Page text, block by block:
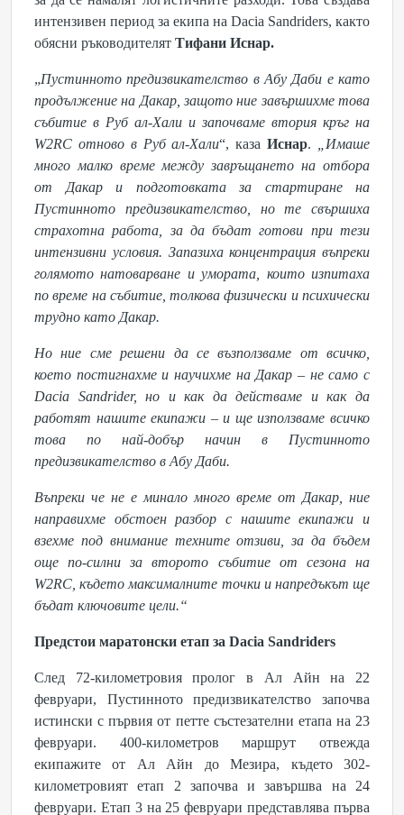
интензивен период за екипа на Dacia Sandriders, както
обясни ръководителят Тифани Иснар.
„Пустинното предизвикателство в Абу Даби е като
продължение на Дакар, защото ние завършихме това
събитие в Руб ал-Хали и започваме втория кръг на
W2RC отново в Руб ал-Хали“, казаИснар.
„Имаше
много малко време между завръщането на отбора
от Дакар и подготовката за стартиране на
Пустинното предизвикателство, но те свършиха
страхотна работа, за да бъдат готови при тези
интензивни условия. Запазиха концентрация въпреки
голямото натоварване и умората, които изпитаха
по време на събитие, толкова физически и психически
трудно като Дакар.
Но ние сме решени да се възползваме от всичко,
което постигнахме и научихме на Дакар – не само с
Dacia Sandrider, но и как да действаме и как да
работят нашите екипажи – и ще използваме всичко
това по най-добър начин в Пустинното
предизвикателство в Абу Даби.
Въпреки че не е минало много време от Дакар, ние
направихме обстоен разбор с нашите екипажи и
взехме под внимание техните отзиви, за да бъдем
още по-силни за второто събитие от сезона на
W2RC, където максималните точки и напредъкът ще
бъдат ключовите цели.“
Предстои маратонски етап за Dacia Sandriders
След 72-километровия пролог в Ал Айн на 22
февруари, Пустинното предизвикателство започва
истински с първия от петте състезателни етапа на 23
февруари. 400-километров маршрут отвежда
екипажите от Ал Айн до Мезира, където 302-
километровият етап 2 започва и завършва на 24
февруари. Етап 3 на 25 февруари представлява първа